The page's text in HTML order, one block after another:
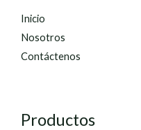
Inicio
Nosotros
Contáctenos
Productos